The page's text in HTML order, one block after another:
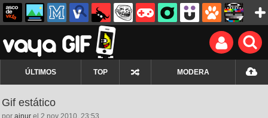
ÚLTIMOS TOP MODERA
Gif estático
por ainur el 2 nov 2010, 23:53